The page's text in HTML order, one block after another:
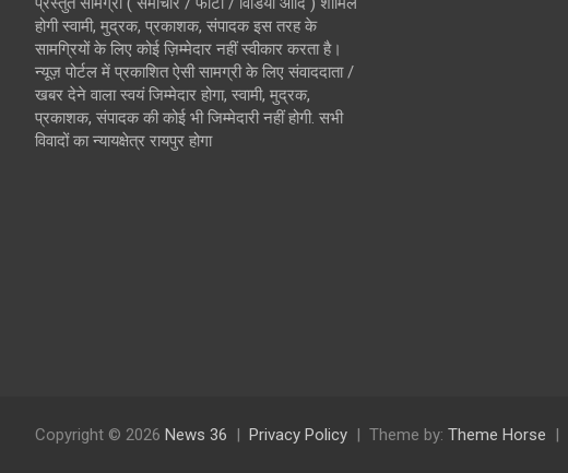
होगी स्वामी, मुद्रक, प्रकाशक, संपादक इस तरह के
सामग्रियों के लिए कोई ज़िम्मेदार नहीं स्वीकार करता है।
न्यूज़ पोर्टल में प्रकाशित ऐसी सामग्री के लिए संवाददाता /
खबर देने वाला स्वयं जिम्मेदार होगा, स्वामी, मुद्रक,
प्रकाशक, संपादक की कोई भी जिम्मेदारी नहीं होगी. सभी
विवादों का न्यायक्षेत्र रायपुर होगा
Copyright © 2026 News 36 Privacy Policy Theme by: Theme Horse